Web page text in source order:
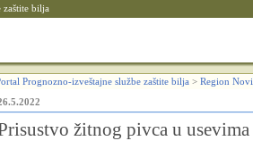
zaštite bilja
Prognozno-izveštajne službe zaštite bilja > Region
žitnog pivca u usevima